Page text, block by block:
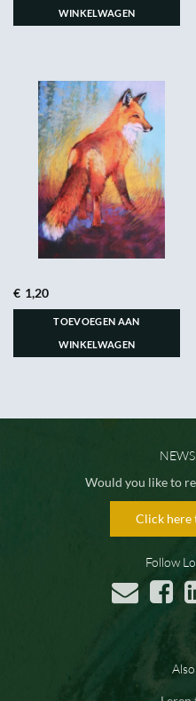
WINKELWAGEN
€ 1,20
TOEVOEGEN AAN
WINKELWAGEN
Would you like to
Click here
Follow